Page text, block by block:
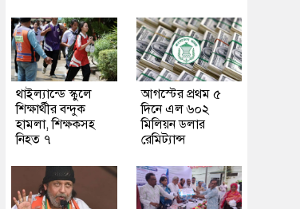
থাইল্যান্ডে স্কুলে
শিক্ষার্থীর বন্দুক
হামলা, শিক্ষকসহ
নিহত ৭
আগস্টের প্রথম ৫
দিনে এল ৬০২
মিলিয়ন ডলার
রেমিট্যান্স